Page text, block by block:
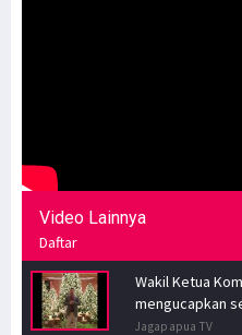
Video Lainnya
Daftar
Wakil Ketua
mengucapkan
Jagapapua TV